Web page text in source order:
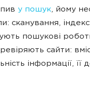
у пошук, йому
сканування,
пошукові
сайти:
інформації, її